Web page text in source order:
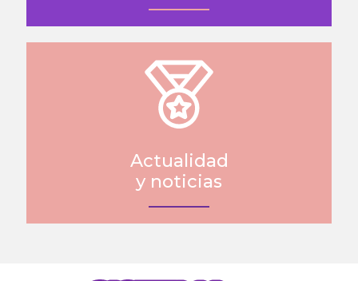
Actualidad
y noticias